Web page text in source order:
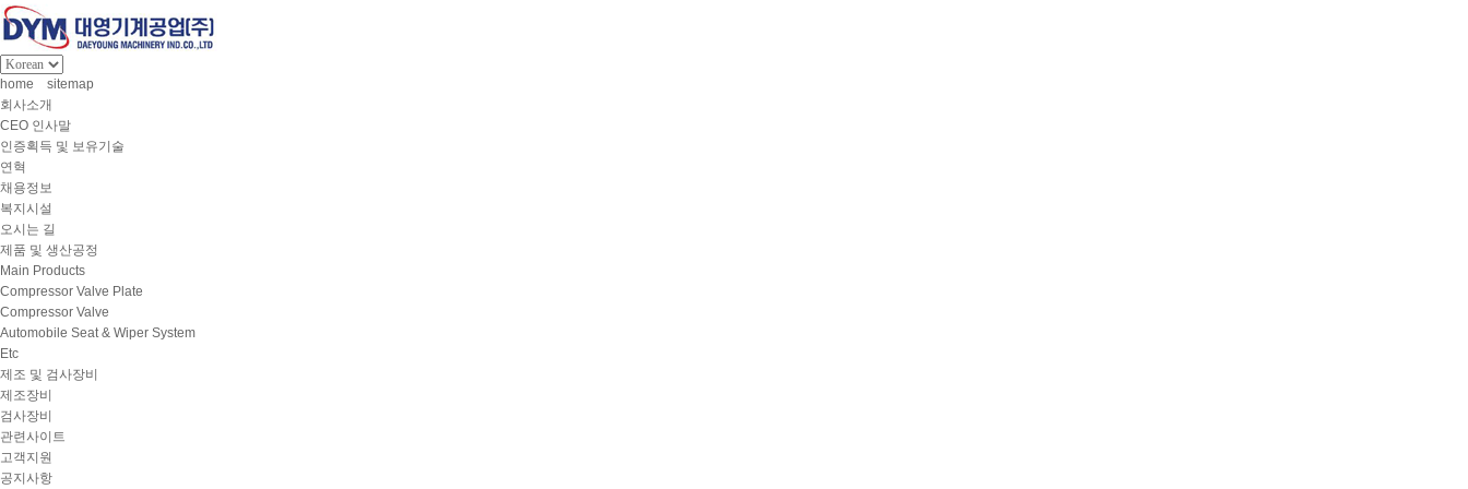
home
sitemap
회사소개
CEO 인사말
인증획득 및 보유기술
연혁
채용정보
복지시설
오시는 길
제품 및 생산공정
Main Products
Compressor Valve Plate
Compressor Valve
Automobile Seat & Wiper System
Etc
제조 및 검사장비
제조장비
검사장비
관련사이트
고객지원
공지사항